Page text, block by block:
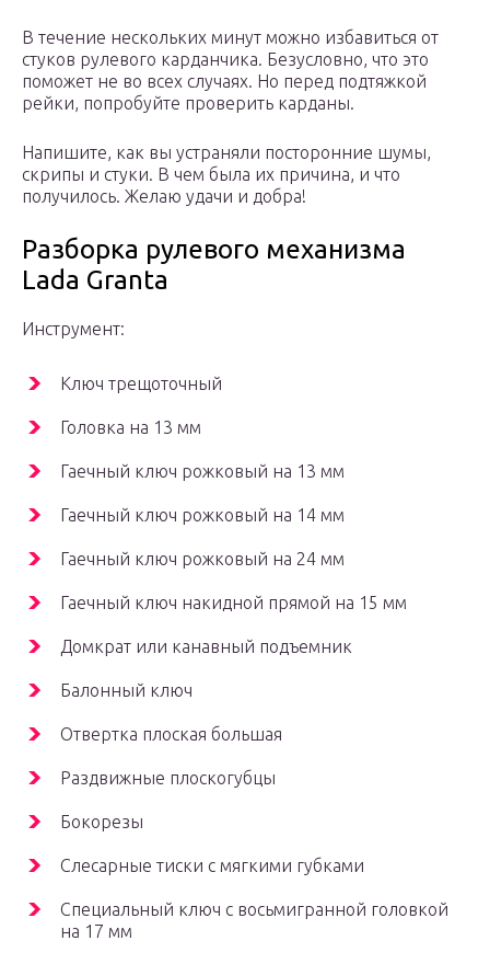
В течение нескольких минут можно избавиться от
стуков рулевого карданчика. Безусловно, что это
поможет не во всех случаях. Но перед подтяжкой
рейки, попробуйте проверить карданы.
Напишите, как вы устраняли посторонние шумы,
скрипы и стуки. В чем была их причина, и что
получилось. Желаю удачи и добра!
Разборка рулевого механизма
Lada Granta
Инструмент:
Ключ трещоточный
Головка на 13 мм
Гаечный ключ рожковый на 13 мм
Гаечный ключ рожковый на 14 мм
Гаечный ключ рожковый на 24 мм
Гаечный ключ накидной прямой на 15 мм
Домкрат или канавный подъемник
Балонный ключ
Отвертка плоская большая
Раздвижные плоскогубцы
Бокорезы
Слесарные тиски с мягкими губками
Специальный ключ с восьмигранной головкой
на 17 мм